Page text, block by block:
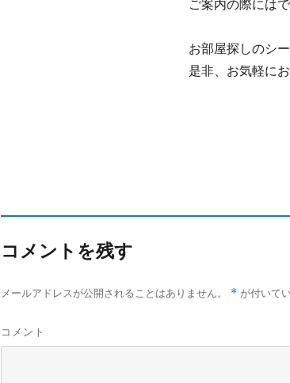
ご案内の際には
お部屋探しのシ
是非、お気軽に
コメントを残す
メールアドレスが公開されることはありません。 * が付いて
コメント